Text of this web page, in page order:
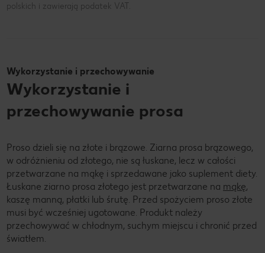
polskich i zawierają podatek VAT.
Wykorzystanie i przechowywanie
Wykorzystanie i
przechowywanie prosa
Proso dzieli się na złote i brązowe. Ziarna prosa brązowego,
w odróżnieniu od złotego, nie są łuskane, lecz w całości
przetwarzane na mąkę i sprzedawane jako suplement diety.
Łuskane ziarno prosa złotego jest przetwarzane na mąkę,
kaszę manną, płatki lub śrutę. Przed spożyciem proso złote
musi być wcześniej ugotowane. Produkt należy
przechowywać w chłodnym, suchym miejscu i chronić przed
światłem.